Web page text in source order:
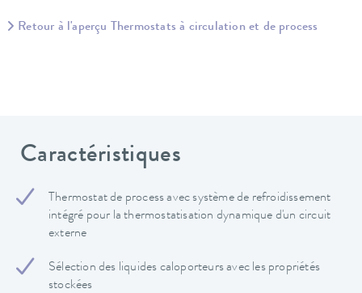
Retour à l'aperçu Thermostats à circulation et de process
Caractéristiques
Thermostat de process avec système de refroidissement
intégré pour la thermostatisation dynamique d'un circuit
externe
Sélection des liquides caloporteurs avec les propriétés
stockées